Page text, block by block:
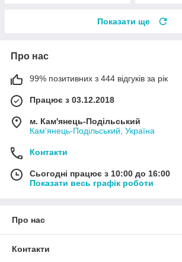
Показати ще
Про нас
99% позитивних з 444 відгуків за рік
Працює з 03.12.2018
м. Кам'янець-Подільський
Кам'янець-Подільський, Україна
Контакти
Сьогодні працює з 10:00 до 16:00
Показати весь графік роботи
Про нас
Контакти